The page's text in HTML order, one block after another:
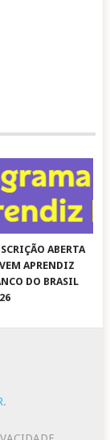
ABERTA
APRENDIZ
DO BRASIL
.